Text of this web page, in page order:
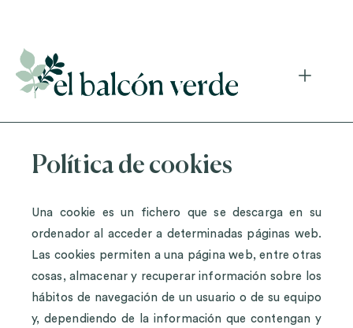
Política de cookies
Una cookie es un fichero que se descarga en su
ordenador al acceder a determinadas páginas web.
Las cookies permiten a una página web, entre otras
cosas, almacenar y recuperar información sobre los
hábitos de navegación de un usuario o de su equipo
y, dependiendo de la información que contengan y